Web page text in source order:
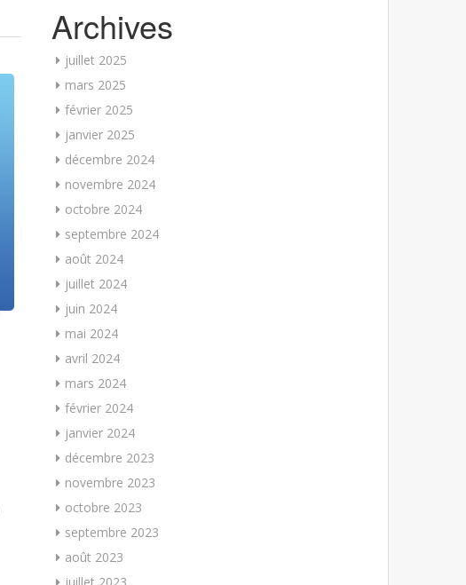
Archives
juillet 2025
mars 2025
février 2025
janvier 2025
décembre 2024
novembre 2024
octobre 2024
septembre 2024
août 2024
juillet 2024
juin 2024
mai 2024
avril 2024
mars 2024
février 2024
janvier 2024
décembre 2023
novembre 2023
octobre 2023
septembre 2023
août 2023